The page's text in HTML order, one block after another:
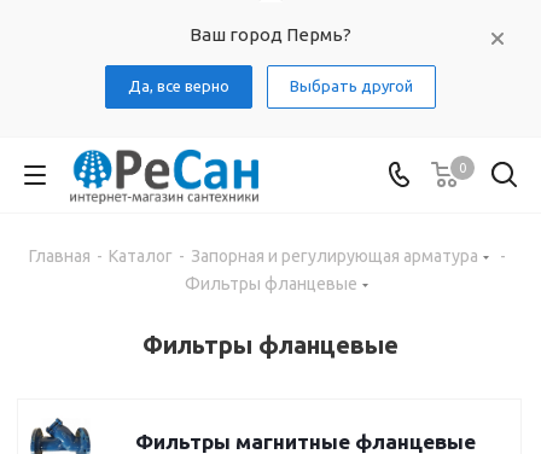
Ваш город Пермь?
Да, все верно Выбрать другой
0
Главная - Каталог - Запорная и регулирующая арматура
-
Фильтры фланцевые
Фильтры фланцевые
Фильтры магнитные фланцевые